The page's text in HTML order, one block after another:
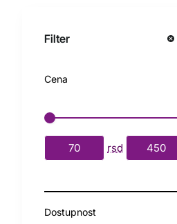
Filter
Cena
rsd
Dostupnost